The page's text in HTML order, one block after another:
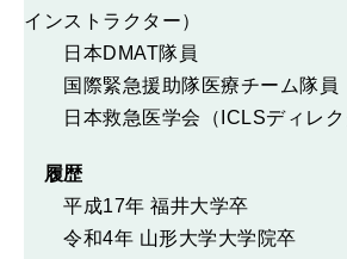
インストラクター）
日本DMAT隊員
国際緊急援助隊医療チーム隊員
日本救急医学会（ICLSディレク
履歴
平成17年 福井大学卒
令和4年 山形大学大学院卒